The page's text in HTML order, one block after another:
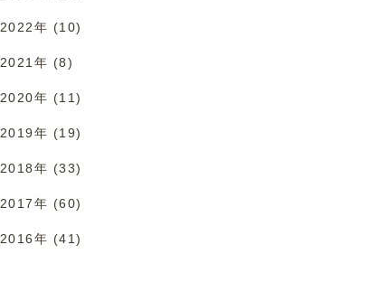
2022年 (10)
2021年 (8)
2020年 (11)
2019年 (19)
2018年 (33)
2017年 (60)
2016年 (41)